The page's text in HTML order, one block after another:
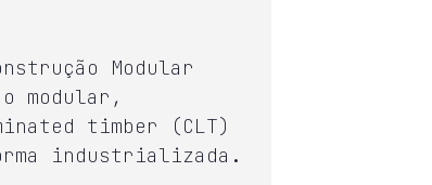
Modular
modular,
timber (CLT)
industrializada.